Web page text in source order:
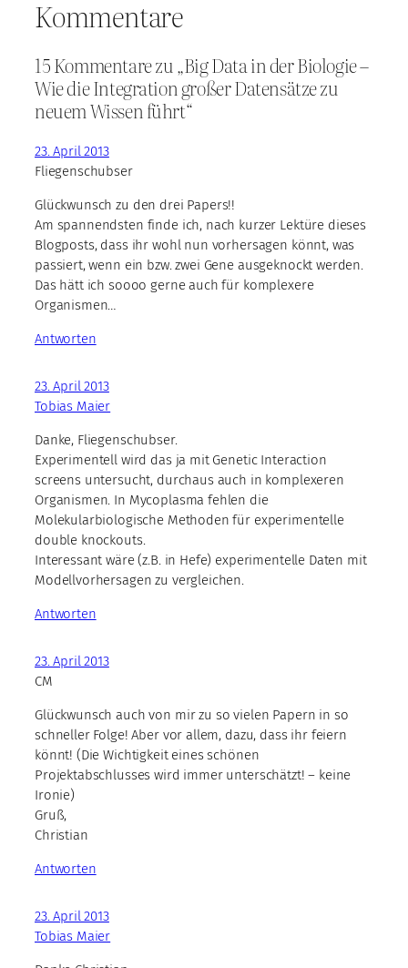
Kommentare
15 Kommentare zu „Big Data in der Biologie –
Wie die Integration großer Datensätze zu
neuem Wissen führt“
23. April 2013
Fliegenschubser
Glückwunsch zu den drei Papers!!
Am spannendsten finde ich, nach kurzer Lektüre dieses
Blogposts, dass ihr wohl nun vorhersagen könnt, was
passiert, wenn ein bzw. zwei Gene ausgeknockt werden.
Das hätt ich soooo gerne auch für komplexere
Organismen…
Antworten
23. April 2013
Tobias Maier
Danke, Fliegenschubser.
Experimentell wird das ja mit Genetic Interaction
screens untersucht, durchaus auch in komplexeren
Organismen. In Mycoplasma fehlen die
Molekularbiologische Methoden für experimentelle
double knockouts.
Interessant wäre (z.B. in Hefe) experimentelle Daten mit
Modellvorhersagen zu vergleichen.
Antworten
23. April 2013
CM
Glückwunsch auch von mir zu so vielen Papern in so
schneller Folge! Aber vor allem, dazu, dass ihr feiern
könnt! (Die Wichtigkeit eines schönen
Projektabschlusses wird immer unterschätzt! – keine
Ironie)
Gruß,
Christian
Antworten
23. April 2013
Tobias Maier